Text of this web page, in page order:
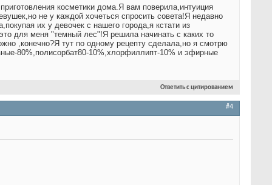
косметики дома.Я вам поверила,интуиция
не у каждой хочеться спросить совета!Я недавно
их у девочек с нашего города,я кстати из
для меня "темный лес"!Я решила начинать с каких то
,конечно?Я тут по одному рецепту сделала,но я смотрю
80%,полисорбат80-10%,хлорфиллипт-10% и эфирные
Ответить с цитированием
#4